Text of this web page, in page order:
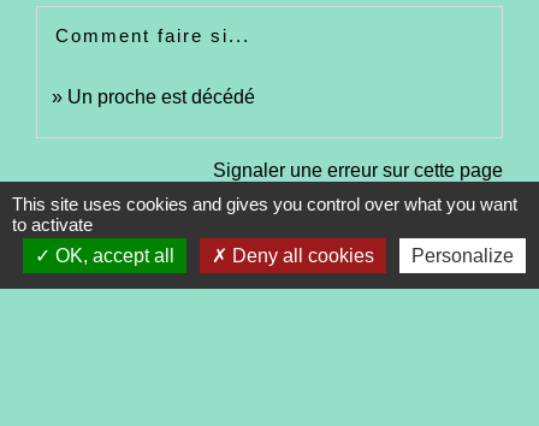
Comment faire si...
Un proche est décédé
Signaler une erreur sur cette page
This site uses cookies and gives you control over what you want
to activate
OK, accept all
Deny all cookies Personalize